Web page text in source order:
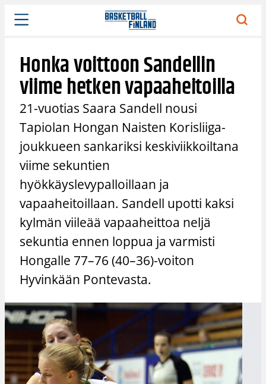
Siirry
sisältöön
Honka voittoon Sandellin
viime hetken vapaaheitoilla
21-vuotias Saara Sandell nousi
Tapiolan Hongan Naisten Korisliiga-
joukkueen sankariksi keskiviikkoiltana
viime sekuntien
hyökkäyslevypalloillaan ja
vapaaheitoillaan. Sandell upotti kaksi
kylmän viileää vapaaheittoa neljä
sekuntia ennen loppua ja varmisti
Hongalle 77–76 (40–36)-voiton
Hyvinkään Pontevasta.